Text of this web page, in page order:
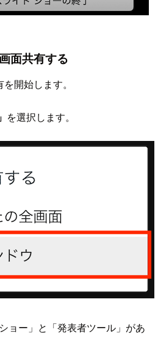
面共有する
開始します。
を選択します。
ョー」と「発表者ツール」があ